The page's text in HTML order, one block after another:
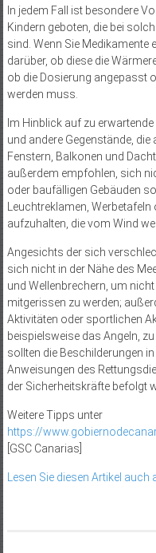
In jedem Fall ist besondere
Kindern geboten, die bei
sind. Wenn Sie Medikamente
darüber, ob diese die
ob die Dosierung angepasst
werden muss.
Im Hinblick auf zu
und andere Gegenstände,
Fenstern, Balkonen und
außerdem empfohlen, sich
oder baufälligen Gebäuden
Leuchtreklamen,
aufzuhalten, die vom Wind
Angesichts der sich
sich nicht in der Nähe des
und Wellenbrechern, um
mitgerissen zu werden;
Aktivitäten oder sportlichen
beispielsweise das Angeln,
sollten die Beschilderungen
Anweisungen des
der Sicherheitskräfte befolgt
Weitere Tipps unter
https://
[GSC Canarias]
Lesen Sie diesen Artikel